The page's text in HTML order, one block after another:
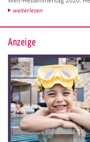
wei­ter­le­sen
Anzeige